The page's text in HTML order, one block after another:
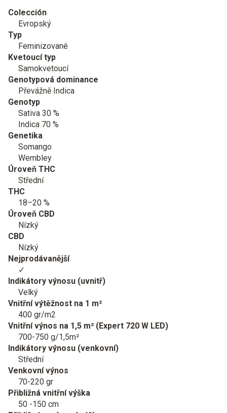
Colección
Evropský
Typ
Feminizované
Kvetoucí typ
Samokvetoucí
Genotypová dominance
Převážně Indica
Genotyp
Sativa 30 %
Indica 70 %
Genetika
Somango
Wembley
Úroveň THC
Střední
THC
18–20 %
Úroveň CBD
Nízký
CBD
Nízký
Nejprodávanější
✓
Indikátory výnosu (uvnitř)
Velký
Vnitřní výtěžnost na 1 m²
400 gr/m2
Vnitřní výnos na 1,5 m² (Expert 720 W LED)
700-750 g/1,5m²
Indikátory výnosu (venkovní)
Střední
Venkovní výnos
70-220 gr
Přibližná vnitřní výška
50 -150 cm